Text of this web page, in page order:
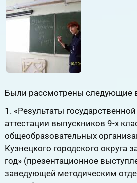
Были рассмотрены следующие
1. «Результаты
аттестации выпускников 9-х
общеобразовательных
Кузнецкого городского округа
год» (презентационное
заведующей методическим